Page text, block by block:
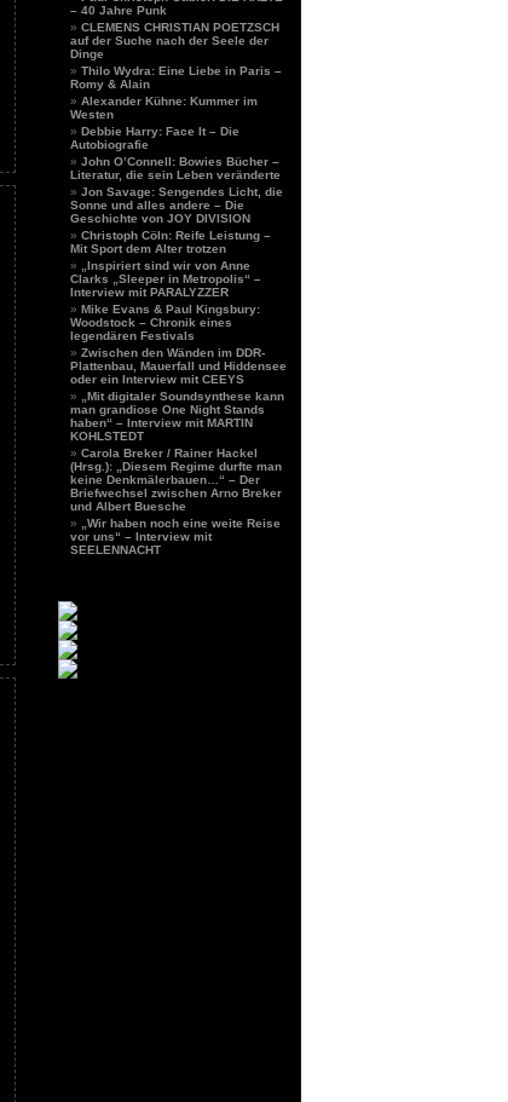
– 40 Jahre Punk
CLEMENS CHRISTIAN POETZSCH
auf der Suche nach der Seele der
Dinge
Thilo Wydra: Eine Liebe in Paris –
Romy & Alain
Alexander Kühne: Kummer im
Westen
Debbie Harry: Face It – Die
Autobiografie
John O’Connell: Bowies Bücher –
Literatur, die sein Leben veränderte
Jon Savage: Sengendes Licht, die
Sonne und alles andere – Die
Geschichte von JOY DIVISION
Christoph Cöln: Reife Leistung –
Mit Sport dem Alter trotzen
„Inspiriert sind wir von Anne
Clarks „Sleeper in Metropolis“ –
Interview mit PARALYZZER
Mike Evans & Paul Kingsbury:
Woodstock – Chronik eines
legendären Festivals
Zwischen den Wänden im DDR-
Plattenbau, Mauerfall und Hiddensee
oder ein Interview mit CEEYS
„Mit digitaler Soundsynthese kann
man grandiose One Night Stands
haben“ – Interview mit MARTIN
KOHLSTEDT
Carola Breker / Rainer Hackel
(Hrsg.): „Diesem Regime durfte man
keine Denkmälerbauen…“ – Der
Briefwechsel zwischen Arno Breker
und Albert Buesche
„Wir haben noch eine weite Reise
vor uns“ – Interview mit
SEELENNACHT